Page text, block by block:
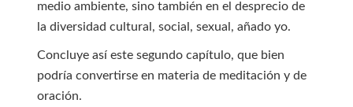
medio ambiente, sino también en el desprecio de
la diversidad cultural, social, sexual, añado yo.
Concluye así este segundo capítulo, que bien
podría convertirse en materia de meditación y de
oración.